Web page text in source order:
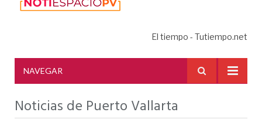
El tiempo - Tutiempo.net
NAVEGAR
Noticias de Puerto Vallarta